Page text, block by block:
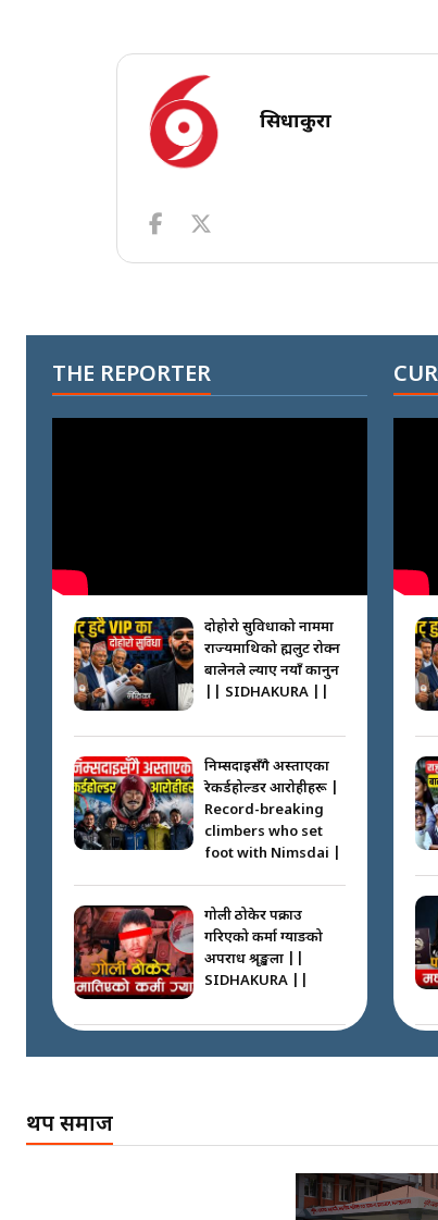
सिधाकुरा
THE REPORTER
दोहोरो सुविधाको नाममा
राज्यमाथिको ब्रह्मलुट रोक्न
बालेनले ल्याए नयाँ कानुन
|| SIDHAKURA ||
निम्सदाइसँगै अस्ताएका
रेकर्डहोल्डर आरोहीहरू |
Record-breaking
climbers who set
foot with Nimsdai |
गोली ठोकेर पक्राउ
गरिएको कर्मा ग्याङको
अपराध श्रृङ्खला ||
SIDHAKURA ||
नभाँडिएको सद्भाव :
SIDHAKURA || THE
थप समाज